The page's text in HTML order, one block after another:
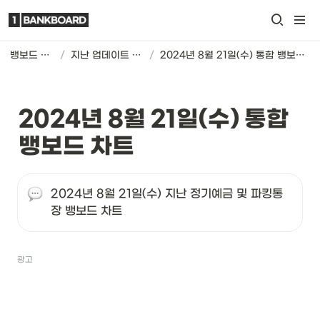
뱅보드 차트 / 지난 업데이트 기록 / 2024년 8월 21일(수) 통합 뱅보드 차트
2024년 8월 21일(수) 통합
뱅보드 차트
2024년 8월 21일(수) 지난 정기예금 및 파킹통
장 뱅보드 차트
광고